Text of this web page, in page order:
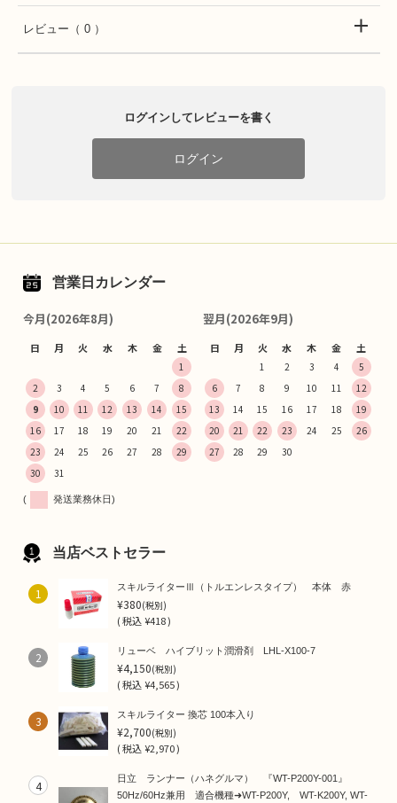
レビュー （ 0 ）
ログインしてレビューを書く
ログイン
営業日カレンダー
今月(2026年8月)
日 月 火 水 木 金 土
1
2
3 4 5 6 7
8
9
10 11 12 13 14
15
16
17 18 19 20 21
22
23
24 25 26 27 28
29
30
31
翌月(2026年9月)
日 月 火 水 木 金 土
1 2 3 4
5
6
7 8 9 10 11
12
13
14 15 16 17 18
19
20
21 22 23 24 25
26
27
28 29 30
( 発送業務休日)
当店ベストセラー
1 スキルライターⅢ（トルエンレスタイプ） 本体 赤
¥380(税別)
(税込¥418 )
2 リューベ ハイブリット潤滑剤 LHL-X100-7
¥4,150(税別)
(税込¥4,565 )
3 スキルライター 換芯 100本入り
¥2,700(税別)
(税込¥2,970 )
4
日立 ランナー（ハネグルマ） 『WT-P200Y-001』
50Hz/60Hz兼用 適合機種➜WT-P200Y, WT-K200Y, WT-